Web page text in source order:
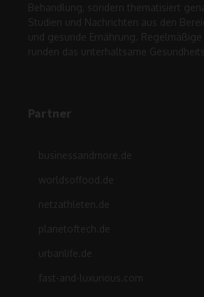
Behandlung, sondern thematisiert
Studien und Nachrichten aus den
und gesunde Ernährung.
runden das unterhaltsame
Partner
businessandmore.de
worldsoffood.de
netzathleten.de
planetoftech.de
urbanlife.de
fast-and-luxurious.com